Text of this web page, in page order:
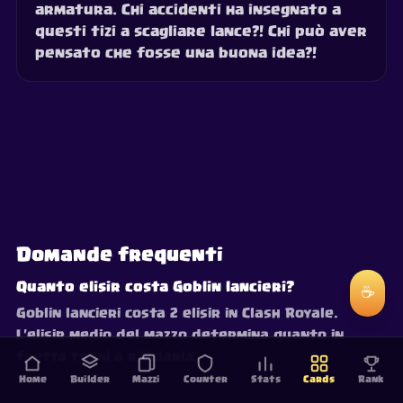
armatura. Chi accidenti ha insegnato a
questi tizi a scagliare lance?! Chi può aver
pensato che fosse una buona idea?!
Home Builder Mazzi Counter Stats Cards Rank
Domande frequenti
Quanto elisir costa Goblin lancieri?
Goblin lancieri costa 2 elisir in Clash Royale.
L'elisir medio del mazzo determina quanto in
fretta torni a riciclarla.
☕